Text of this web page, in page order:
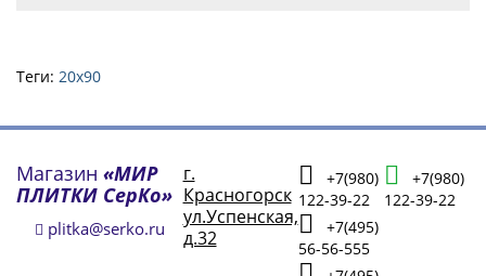
Теги: 20х90
Магазин «МИР
ПЛИТКИ СерКо»
plitka@serko.ru
г.
Красногорск
ул.Успенская,
д.32
+7(980)
122-39-22
+7(495)
56-56-555
+7(980)
122-39-22